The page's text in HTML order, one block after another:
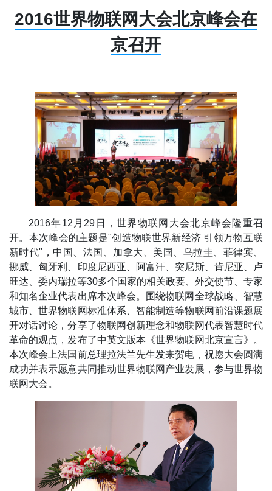
2016世界物联网大会北京峰会在
京召开
2016年12月29日，世界物联网大会北京峰会隆重召
开。本次峰会的主题是"创造物联世界新经济 引领万物互联
新时代"，中国、法国、加拿大、美国、乌拉圭、菲律宾、
挪威、匈牙利、印度尼西亚、阿富汗、突尼斯、肯尼亚、卢
旺达、委内瑞拉等30多个国家的相关政要、外交使节、专家
和知名企业代表出席本次峰会。围绕物联网全球战略、智慧
城市、世界物联网标准体系、智能制造等物联网前沿课题展
开对话讨论，分享了物联网创新理念和物联网代表智慧时代
革命的观点，发布了中英文版本《世界物联网北京宣言》。
本次峰会上法国前总理拉法兰先生发来贺电，祝愿大会圆满
成功并表示愿意共同推动世界物联网产业发展，参与世界物
联网大会。